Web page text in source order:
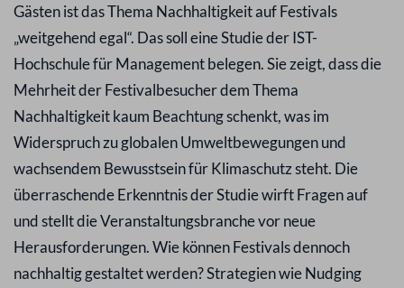
Gästen ist das Thema Nachhaltigkeit auf Festivals
„weitgehend egal“. Das soll eine Studie der IST-
Hochschule für Management belegen. Sie zeigt, dass die
Mehrheit der Festivalbesucher dem Thema
Nachhaltigkeit kaum Beachtung schenkt, was im
Widerspruch zu globalen Umweltbewegungen und
wachsendem Bewusstsein für Klimaschutz steht. Die
überraschende Erkenntnis der Studie wirft Fragen auf
und stellt die Veranstaltungsbranche vor neue
Herausforderungen. Wie können Festivals dennoch
nachhaltig gestaltet werden? Strategien wie Nudging